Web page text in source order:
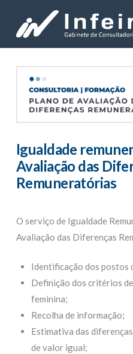
Igualdade
Avaliação das
Remuneratórias
O serviço de Igualdade
Avaliação das Diferenças
Identificação dos postos
Definição dos critérios
feminina;
Recolha de informação;
Estimativa das
de valor igual;